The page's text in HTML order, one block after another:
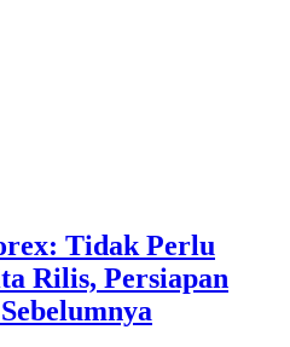
Tidak Perlu
Rilis, Persiapan